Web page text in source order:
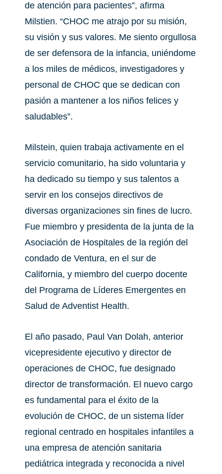
de atención para pacientes”, afirma
Milstien. “CHOC me atrajo por su misión,
su visión y sus valores. Me siento orgullosa
de ser defensora de la infancia, uniéndome
a los miles de médicos, investigadores y
personal de CHOC que se dedican con
pasión a mantener a los niños felices y
saludables”.
Milstein, quien trabaja activamente en el
servicio comunitario, ha sido voluntaria y
ha dedicado su tiempo y sus talentos a
servir en los consejos directivos de
diversas organizaciones sin fines de lucro.
Fue miembro y presidenta de la junta de la
Asociación de Hospitales de la región del
condado de Ventura, en el sur de
California, y miembro del cuerpo docente
del Programa de Líderes Emergentes en
Salud de Adventist Health.
El año pasado, Paul Van Dolah, anterior
vicepresidente ejecutivo y director de
operaciones de CHOC, fue designado
director de transformación. El nuevo cargo
es fundamental para el éxito de la
evolución de CHOC, de un sistema líder
regional centrado en hospitales infantiles a
una empresa de atención sanitaria
pediátrica integrada y reconocida a nivel